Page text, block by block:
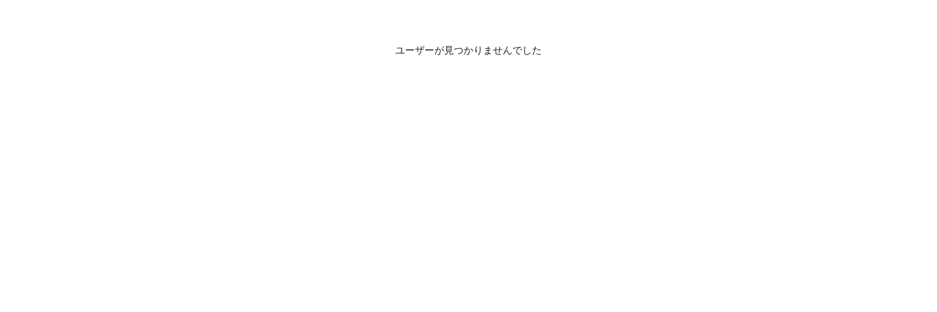
ユーザーが見つかりませんでした